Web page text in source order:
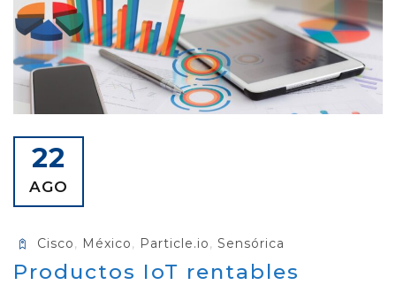
22
AGO
Cisco, México, Particle.io, Sensórica
Productos IoT rentables